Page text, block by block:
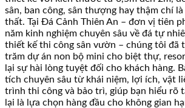
sân, ban công, sân thượng hay thậm chí
thất. Tại Đá Cảnh Thiên An – đơn vị tiên
năm kinh nghiệm chuyên sâu về đá tự
thiết kế thi công sân vườn – chúng tôi đã
trăm dự án non bộ mini cho biệt thự,
lại sự hài lòng tuyệt đối cho khách hàng.
tích chuyên sâu từ khái niệm, lợi ích, vật
trình thi công và bảo trì, giúp bạn hiểu rõ
lại là lựa chọn hàng đầu cho không gian